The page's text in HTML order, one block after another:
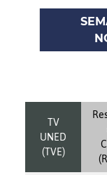
TV
UNED
(TVE)